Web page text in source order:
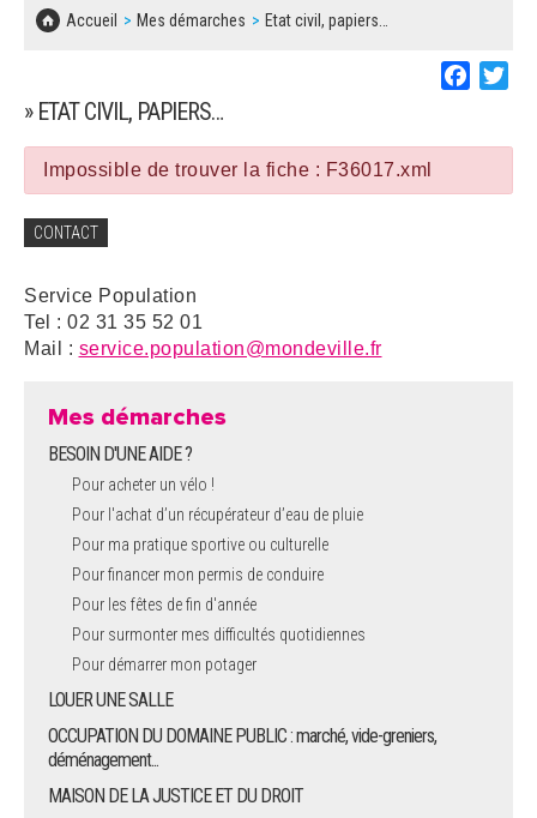
Accueil Mes démarches Etat civil, papiers…
» ETAT CIVIL, PAPIERS…
Impossible de trouver la fiche : F36017.xml
CONTACT
Service Population
Tel : 02 31 35 52 01
Mail : service.population@mondeville.fr
Mes démarches
BESOIN D'UNE AIDE ?
Pour acheter un vélo !
Pour l'achat d’un récupérateur d’eau de pluie
Pour ma pratique sportive ou culturelle
Pour financer mon permis de conduire
Pour les fêtes de fin d'année
Pour surmonter mes difficultés quotidiennes
Pour démarrer mon potager
LOUER UNE SALLE
OCCUPATION DU DOMAINE PUBLIC : marché, vide-greniers,
déménagement...
MAISON DE LA JUSTICE ET DU DROIT
CONCERTATIONS PUBLIQUES
SOLIDARITÉ, LOGEMENT
EMPLOI
URBANISME
POLICE MUNICIPALE
BESOIN D'UNE AIDE ?
LES ASSOCIATIONS
MARCHÉS PUBLICS
SUR LES RISQUES MAJEURS
REGLEMENT LOCAL DE PUBLICITÉ
DECLARATION DE DEMARCHAGE
DOSSIER DE DEMANDE DE SUBVENTION
DEMANDE DE PRÊT DE MATERIEL
FICHE D'ORGANISATION MANIFESTATION
PLAN D'ACTION MUNICIPAL
ARRÊTÉS MUNICIPAUX